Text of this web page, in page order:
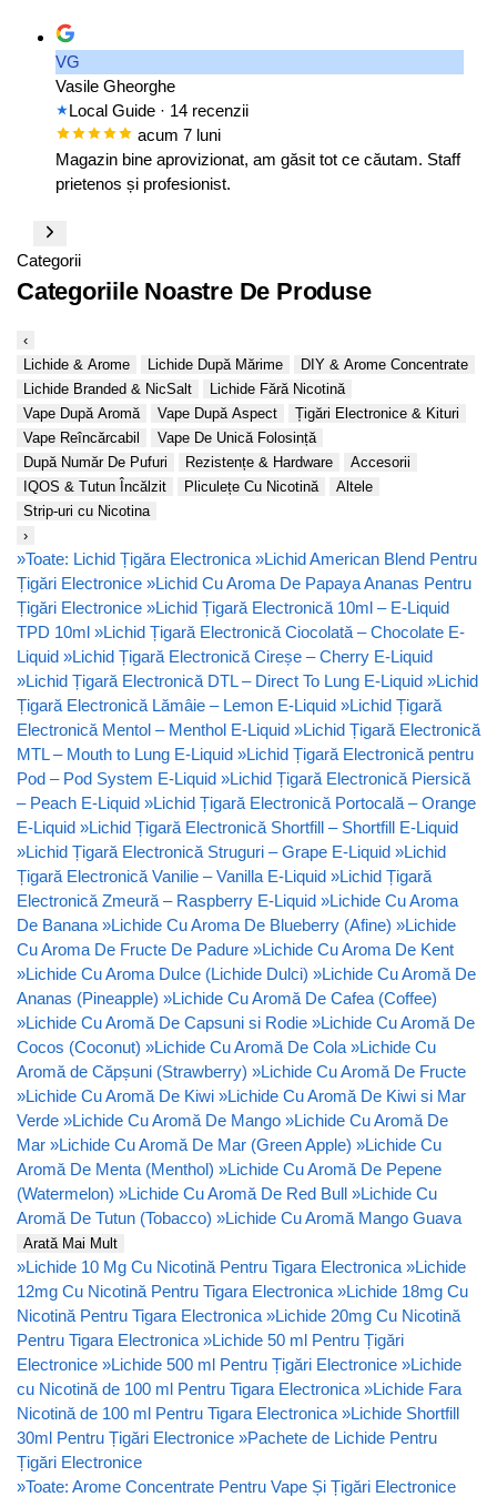
VG
Vasile Gheorghe
Local Guide · 14 recenzii
acum 7 luni
Magazin bine aprovizionat, am găsit tot ce căutam. Staff
prietenos și profesionist.
Categorii
Categoriile Noastre De Produse
‹
Lichide & Arome
Lichide După Mărime
DIY & Arome Concentrate
Lichide Branded & NicSalt
Lichide Fără Nicotină
Vape După Aromă
Vape După Aspect
Țigări Electronice & Kituri
Vape Reîncărcabil
Vape De Unică Folosință
După Număr De Pufuri
Rezistențe & Hardware
Accesorii
IQOS & Tutun Încălzit
Pliculețe Cu Nicotină
Altele
Strip-uri cu Nicotina
›
»Toate: Lichid Țigăra Electronica »Lichid American Blend Pentru
Țigări Electronice »Lichid Cu Aroma De Papaya Ananas Pentru
Țigări Electronice »Lichid Țigară Electronică 10ml – E-Liquid
TPD 10ml »Lichid Țigară Electronică Ciocolată – Chocolate E-
Liquid »Lichid Țigară Electronică Cireșe – Cherry E-Liquid
»Lichid Țigară Electronică DTL – Direct To Lung E-Liquid »Lichid
Țigară Electronică Lămâie – Lemon E-Liquid »Lichid Țigară
Electronică Mentol – Menthol E-Liquid »Lichid Țigară Electronică
MTL – Mouth to Lung E-Liquid »Lichid Țigară Electronică pentru
Pod – Pod System E-Liquid »Lichid Țigară Electronică Piersică
– Peach E-Liquid »Lichid Țigară Electronică Portocală – Orange
E-Liquid »Lichid Țigară Electronică Shortfill – Shortfill E-Liquid
»Lichid Țigară Electronică Struguri – Grape E-Liquid »Lichid
Țigară Electronică Vanilie – Vanilla E-Liquid »Lichid Țigară
Electronică Zmeură – Raspberry E-Liquid »Lichide Cu Aroma
De Banana »Lichide Cu Aroma De Blueberry (Afine) »Lichide
Cu Aroma De Fructe De Padure »Lichide Cu Aroma De Kent
»Lichide Cu Aroma Dulce (Lichide Dulci) »Lichide Cu Aromă De
Ananas (Pineapple) »Lichide Cu Aromă De Cafea (Coffee)
»Lichide Cu Aromă De Capsuni si Rodie »Lichide Cu Aromă De
Cocos (Coconut) »Lichide Cu Aromă De Cola »Lichide Cu
Aromă de Căpșuni (Strawberry) »Lichide Cu Aromă De Fructe
»Lichide Cu Aromă De Kiwi »Lichide Cu Aromă De Kiwi si Mar
Verde »Lichide Cu Aromă De Mango »Lichide Cu Aromă De
Mar »Lichide Cu Aromă De Mar (Green Apple) »Lichide Cu
Aromă De Menta (Menthol) »Lichide Cu Aromă De Pepene
(Watermelon) »Lichide Cu Aromă De Red Bull »Lichide Cu
Aromă De Tutun (Tobacco) »Lichide Cu Aromă Mango Guava
Arată Mai Mult
»Lichide 10 Mg Cu Nicotină Pentru Tigara Electronica »Lichide
12mg Cu Nicotină Pentru Tigara Electronica »Lichide 18mg Cu
Nicotină Pentru Tigara Electronica »Lichide 20mg Cu Nicotină
Pentru Tigara Electronica »Lichide 50 ml Pentru Țigări
Electronice »Lichide 500 ml Pentru Țigări Electronice »Lichide
cu Nicotină de 100 ml Pentru Tigara Electronica »Lichide Fara
Nicotină de 100 ml Pentru Tigara Electronica »Lichide Shortfill
30ml Pentru Țigări Electronice »Pachete de Lichide Pentru
Țigări Electronice
»Toate: Arome Concentrate Pentru Vape Și Țigări Electronice